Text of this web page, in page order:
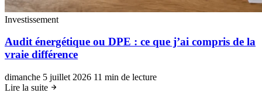
Investissement
Audit énergétique ou DPE : ce que j’ai compris de la
vraie différence
dimanche 5 juillet 2026 11 min de lecture
Lire la suite